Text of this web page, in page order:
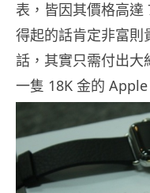
表，皆因其價格高達
得起的話肯定非富則
話，其實只需付出大
一隻 18K 金的 Apple